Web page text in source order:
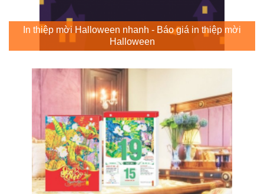
In thiệp mời Halloween nhanh - Báo giá in thiệp mời
Halloween